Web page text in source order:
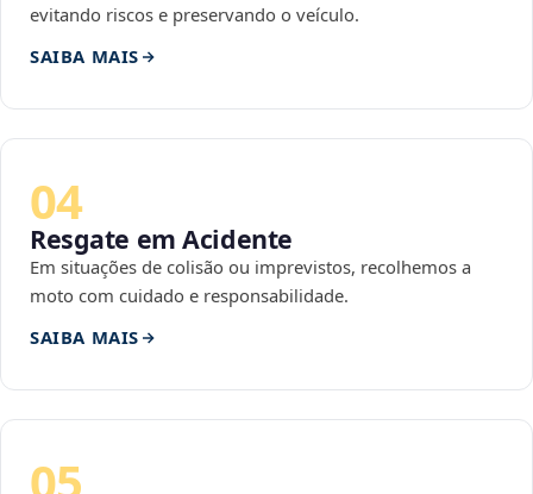
evitando riscos e preservando o veículo.
SAIBA MAIS
04
Resgate em Acidente
Em situações de colisão ou imprevistos, recolhemos a
moto com cuidado e responsabilidade.
SAIBA MAIS